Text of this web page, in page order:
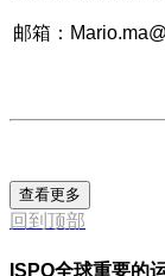
邮箱：
查看更多
回到顶部
ISPO全球重要的